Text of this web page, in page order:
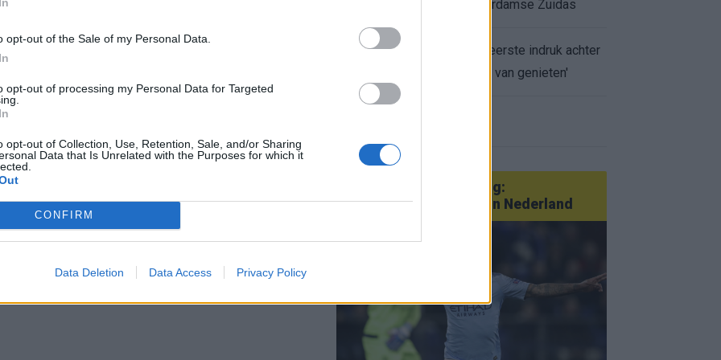
opt-out of the Sale of my Personal Data.
opt-out of processing my Personal Data for Targeted
opt-out of Collection, Use, Retention, Sale, and/or Sharing
Data that Is Unrelated with the Purposes for which it
CONFIRM
Data Deletion Data Access Privacy Policy
geschiedenis met rode kaart in WK-finale
League? Dit zijn de belangrijke data
terugkeer: NEC onderzoekt komst van Ajax-icoon
appartement op Amsterdamse Zuidas
Marcos Leonardo laat eerste indruk achter
bij Ajax: 'Hier gaan fans van genieten'
Van Götze tot Sterling:
statementtransfers in Nederland